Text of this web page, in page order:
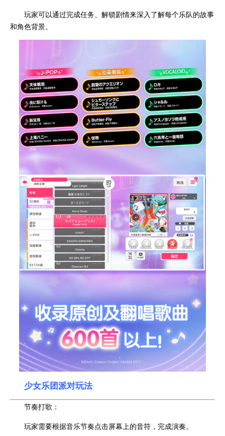
玩家可以通过完成任务、解锁剧情来深入了解每个乐队的故事
和角色背景。
少女乐团派对玩法
节奏打歌：
玩家需要根据音乐节奏点击屏幕上的音符，完成演奏。